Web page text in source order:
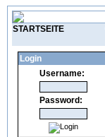
STARTSEITE
Login
Username:
Password: